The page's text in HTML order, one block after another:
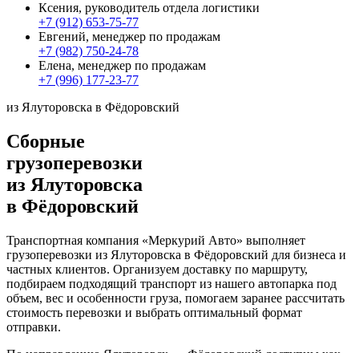
Ксения, руководитель отдела логистики
+7 (912) 653-75-77
Евгений, менеджер по продажам
+7 (982) 750-24-78
Елена, менеджер по продажам
+7 (996) 177-23-77
из Ялуторовска в Фёдоровский
Сборные
грузоперевозки
из Ялуторовска
в Фёдоровский
Транспортная компания «Меркурий Авто» выполняет
грузоперевозки из Ялуторовска в Фёдоровский для бизнеса и
частных клиентов. Организуем доставку по маршруту,
подбираем подходящий транспорт из нашего автопарка под
объем, вес и особенности груза, помогаем заранее рассчитать
стоимость перевозки и выбрать оптимальный формат
отправки.